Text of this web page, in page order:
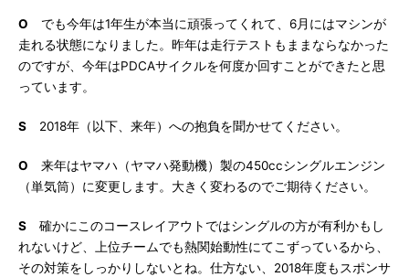
O でも今年は1年生が本当に頑張ってくれて、6月にはマシンが
走れる状態になりました。昨年は走行テストもままならなかった
のですが、今年はPDCAサイクルを何度か回すことができたと思
っています。
S 2018年（以下、来年）への抱負を聞かせてください。
O 来年はヤマハ（ヤマハ発動機）製の450ccシングルエンジン
（単気筒）に変更します。大きく変わるのでご期待ください。
S 確かにこのコースレイアウトではシングルの方が有利かもし
れないけど、上位チームでも熱関始動性にてこずっているから、
その対策をしっかりしないとね。仕方ない、2018年度もスポンサ